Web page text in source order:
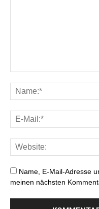
Name, E-Mail-Adresse
meinen nächsten